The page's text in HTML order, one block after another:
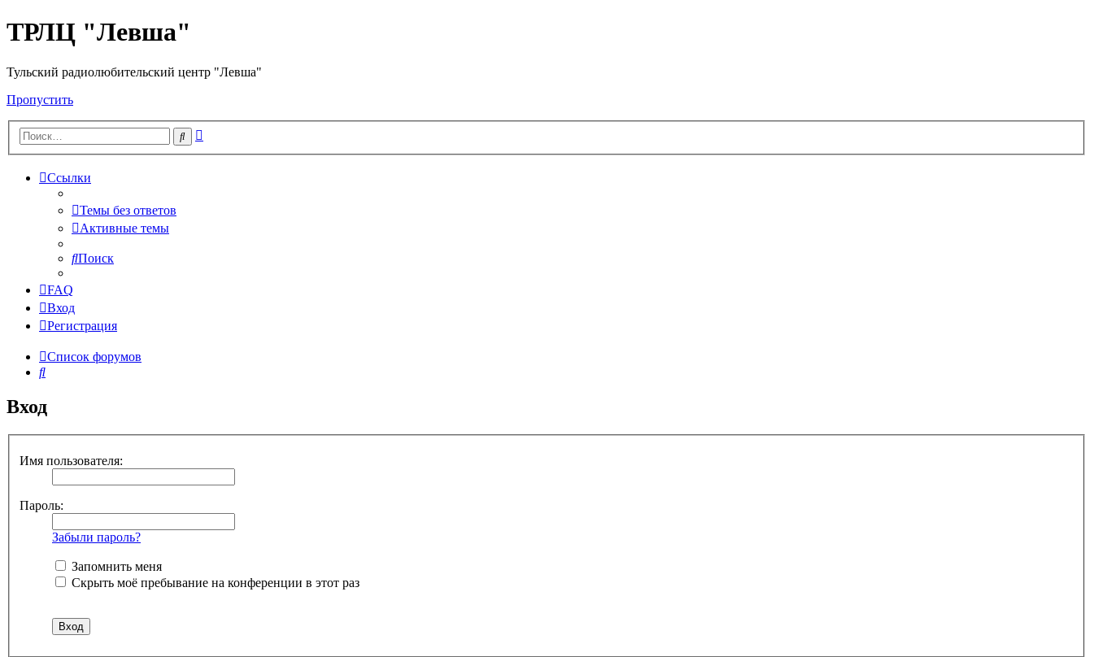
ТРЛЦ "Левша"
Тульский радиолюбительский центр "Левша"
Пропустить
Поиск
Ссылки
Темы без ответов
Активные темы
Поиск
FAQ
Вход
Регистрация
Список форумов
Поиск
Вход
Имя пользователя:
Пароль:
Забыли пароль?
Запомнить меня
Скрыть моё пребывание на конференции в этот раз